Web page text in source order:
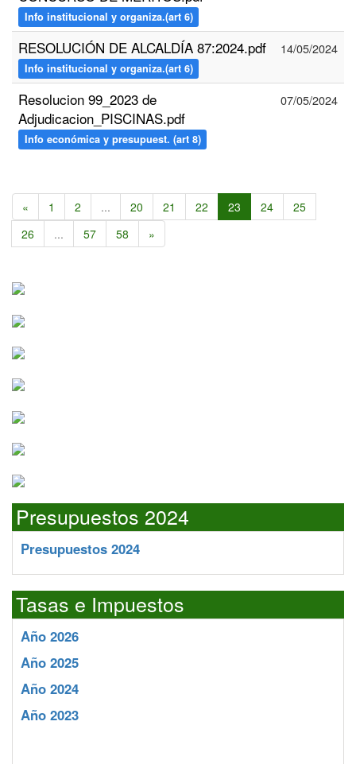
Info institucional y organiza.(art 6)
RESOLUCIÓN DE ALCALDÍA 87:2024.pdf
Info institucional y organiza.(art 6)
14/05/2024
Resolucion 99_2023 de
Adjudicacion_PISCINAS.pdf
Info económica y presupuest. (art 8)
07/05/2024
« 1 2 ... 20 21 22 23 24
25
26
... 57 58 »
Presupuestos 2024
Presupuestos 2024
Tasas e Impuestos
Año 2026
Año 2025
Año 2024
Año 2023